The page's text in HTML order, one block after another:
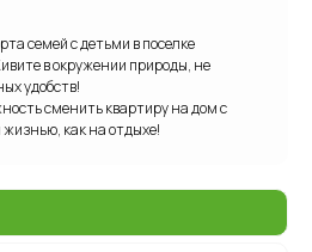
семей с детьми в поселке
в окружении природы, не
удобств!
сменить квартиру на дом с
как на отдыхе!